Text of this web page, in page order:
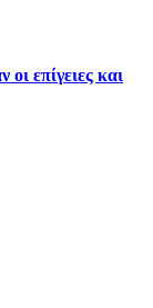
επίγειες και